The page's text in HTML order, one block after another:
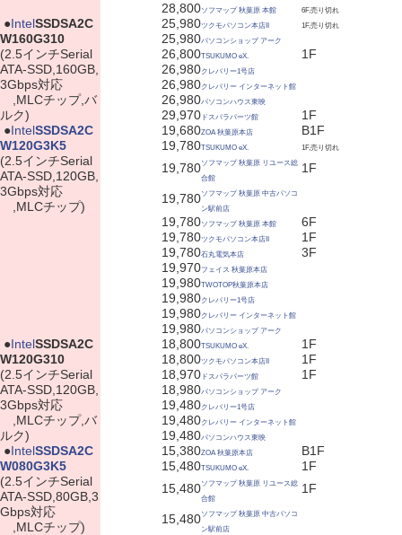
28,800ソフマップ 秋葉原 本館 6F,売り切れ
●IntelSSDSA2C
W160G310
(2.5インチSerial
ATA-SSD,160GB,
3Gbps対応
,MLCチップ,バ
ルク)
25,980ツクモパソコン本店II 1F,売り切れ
25,980パソコンショップ アーク
26,800TSUKUMO eX.
1F
26,980クレバリー1号店
26,980クレバリー インターネット館
26,980パソコンハウス東映
29,970 ドスパラパーツ館
1F
●IntelSSDSA2C
W120G3K5
(2.5インチSerial
ATA-SSD,120GB,
3Gbps対応
,MLCチップ)
19,680ZOA 秋葉原本店
B1F
19,780TSUKUMO eX. 1F,売り切れ
19,780ソフマップ 秋葉原 リユース総
合館
1F
19,780ソフマップ 秋葉原 中古パソコ
ン駅前店
19,780ソフマップ 秋葉原 本館
6F
19,780ツクモパソコン本店II
1F
19,780石丸電気本店
3F
19,970フェイス 秋葉原本店
19,980TWOTOP秋葉原本店
19,980クレバリー1号店
19,980クレバリー インターネット館
19,980パソコンショップ アーク
●IntelSSDSA2C
W120G310
(2.5インチSerial
ATA-SSD,120GB,
3Gbps対応
,MLCチップ,バ
ルク)
18,800TSUKUMO eX.
1F
18,800ツクモパソコン本店II
1F
18,970 ドスパラパーツ館
1F
18,980パソコンショップ アーク
19,480クレバリー1号店
19,480クレバリー インターネット館
19,480パソコンハウス東映
●IntelSSDSA2C
W080G3K5
(2.5インチSerial
ATA-SSD,80GB,3
Gbps対応
,MLCチップ)
15,380ZOA 秋葉原本店
B1F
15,480TSUKUMO eX.
1F
15,480ソフマップ 秋葉原 リユース総
合館
1F
15,480ソフマップ 秋葉原 中古パソコ
ン駅前店